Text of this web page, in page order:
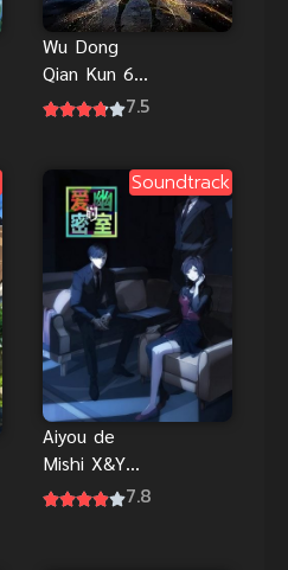
Wu Dong
Qian Kun 6
(Martial
พิภพ ภาค 6
7.5
Soundtrack
Aiyou de
Mishi X&Y
(2024) ห้อง7.8